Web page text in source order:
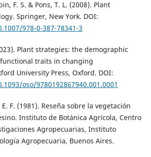
F. S. & Pons, T. L. (2008). Plant
Springer, New York. DOI:
978-0-387-78341-3
Plant strategies: the demographic
traits in changing
University Press, Oxford. DOI:
oso/9780192867940.001.0001
E. F. (1981). Reseña sobre la vegetación
Instituto de Botánica Agrícola, Centro
Agropecuarias, Instituto
Agropecuaria, Buenos Aires.